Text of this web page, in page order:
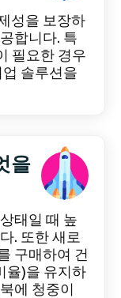
성을 보장하
합니다. 특
필요한 경우
솔루션을
을
태일 때 높
. 또한 새로
구매하여 건
율)을 유지하
에 청중이